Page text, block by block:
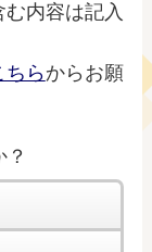
内容は記入
ちらからお願